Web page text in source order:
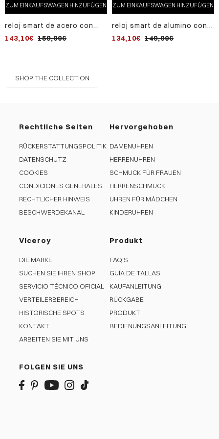
ZUM EINKAUFSWAGEN HINZUFÜGEN
reloj smart de acero con
silicona negra
143,10€ 159,00€
ZUM EINKAUFSWAGEN HINZUFÜGEN
reloj smart de alumino con
134,10€ 149,00€
SHOP THE COLLECTION
Rechtliche Seiten
RÜCKERSTATTUNGSPOLITIK
DATENSCHUTZ
COOKIES
CONDICIONES GENERALES
RECHTLICHER HINWEIS
BESCHWERDEKANAL
Hervorgehoben
DAMENUHREN
HERRENUHREN
SCHMUCK FÜR FRAUEN
HERRENSCHMUCK
UHREN FÜR MÄDCHEN
KINDERUHREN
Viceroy
DIE MARKE
SUCHEN SIE IHREN SHOP
SERVICIO TÉCNICO OFICIAL
VERTEILERBEREICH
HISTORISCHE SPOTS
KONTAKT
ARBEITEN SIE MIT UNS
Produkt
FAQ'S
GUÍA DE TALLAS
KAUFANLEITUNG
RÜCKGABE
PRODUKT
BEDIENUNGSANLEITUNG
FOLGEN SIE UNS